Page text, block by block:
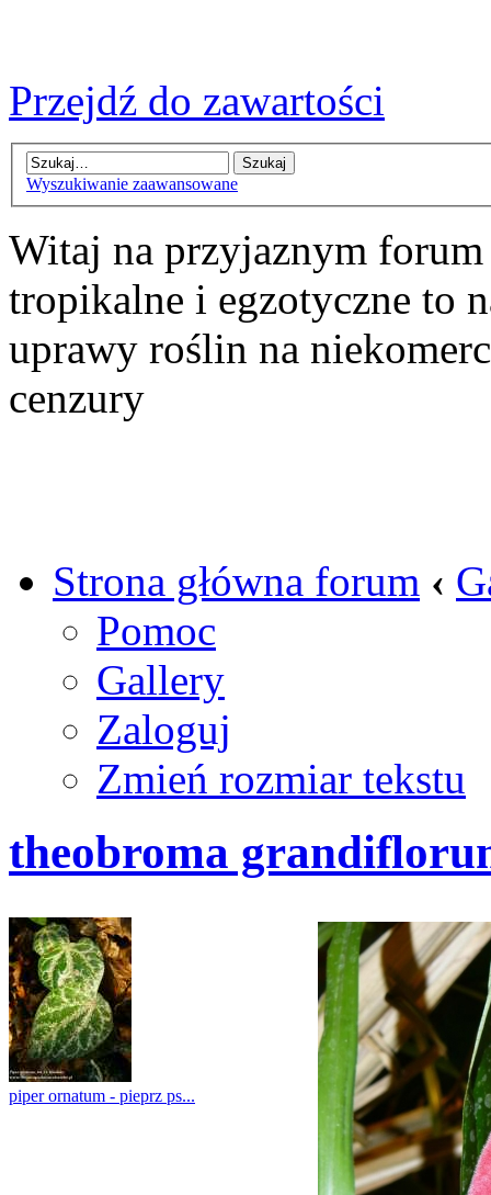
Przejdź do zawartości
Wyszukiwanie zaawansowane
Witaj na przyjaznym
tropikalne i egzotyczne to
uprawy roślin na
cenzury
Strona główna forum ‹
Pomoc
Gallery
Zaloguj
Zmień rozmiar tekstu
theobroma
piper ornatum - pieprz ps...